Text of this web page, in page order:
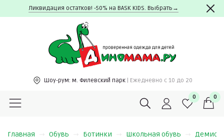
Ликвидация остатков! -50% на BASK KIDS. Выбрать→
Шоу-рум: м. Филевский парк | Ежедневно c 10 до 20
0 0
Главная Обувь Ботинки Школьная обувь